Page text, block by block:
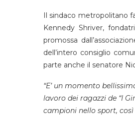
Il sindaco metropolitano
Kennedy Shriver,
promossa
dell’intero consiglio
parte anche il senatore
“E’ un momento
lavoro dei ragazzi de “I
campioni nello sport,